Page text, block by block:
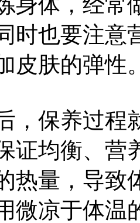
时也要注意
皮肤的弹性
保养过程
证均衡、营
热量，导致
微凉于体温